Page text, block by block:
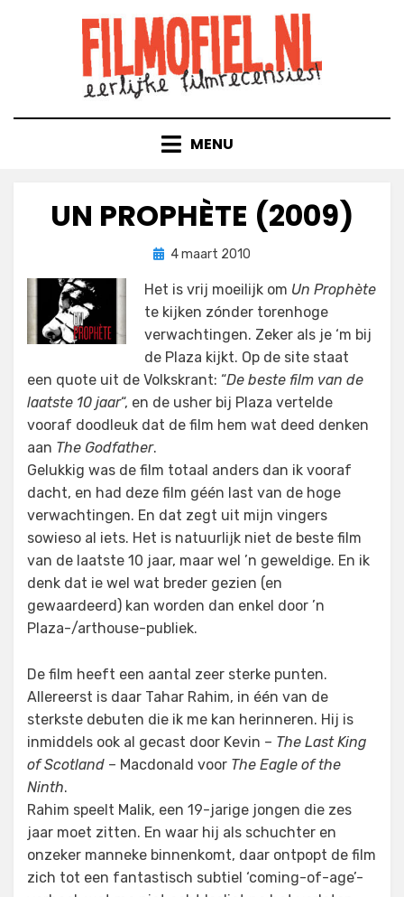
MENU
UN PROPHÈTE (2009)
doorFilmofiel.nl
Geplaatst
4 maart 2010
Het is vrij moeilijk om Un Prophète
te kijken zónder torenhoge
verwachtingen. Zeker als je ‘m bij
de Plaza kijkt. Op de site staat
een quote uit de Volkskrant: “De beste film van de
laatste 10 jaar“, en de usher bij Plaza vertelde
vooraf doodleuk dat de film hem wat deed denken
aan The Godfather.
Gelukkig was de film totaal anders dan ik vooraf
dacht, en had deze film géén last van de hoge
verwachtingen. En dat zegt uit mijn vingers
sowieso al iets. Het is natuurlijk niet de beste film
van de laatste 10 jaar, maar wel ’n geweldige. En ik
denk dat ie wel wat breder gezien (en
gewaardeerd) kan worden dan enkel door ’n
Plaza-/arthouse-publiek.
De film heeft een aantal zeer sterke punten.
Allereerst is daar Tahar Rahim, in één van de
sterkste debuten die ik me kan herinneren. Hij is
inmiddels ook al gecast door Kevin – The Last King
of Scotland – Macdonald voor The Eagle of the
Ninth.
Rahim speelt Malik, een 19-jarige jongen die zes
jaar moet zitten. En waar hij als schuchter en
onzeker manneke binnenkomt, daar ontpopt de film
zich tot een fantastisch subtiel ‘coming-of-age’-